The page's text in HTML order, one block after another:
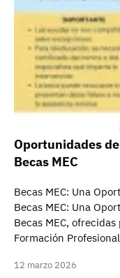
Oportunidades
Becas MEC
Becas MEC: Una
Becas MEC: Una
Becas MEC,
Formación
12 marzo 2026